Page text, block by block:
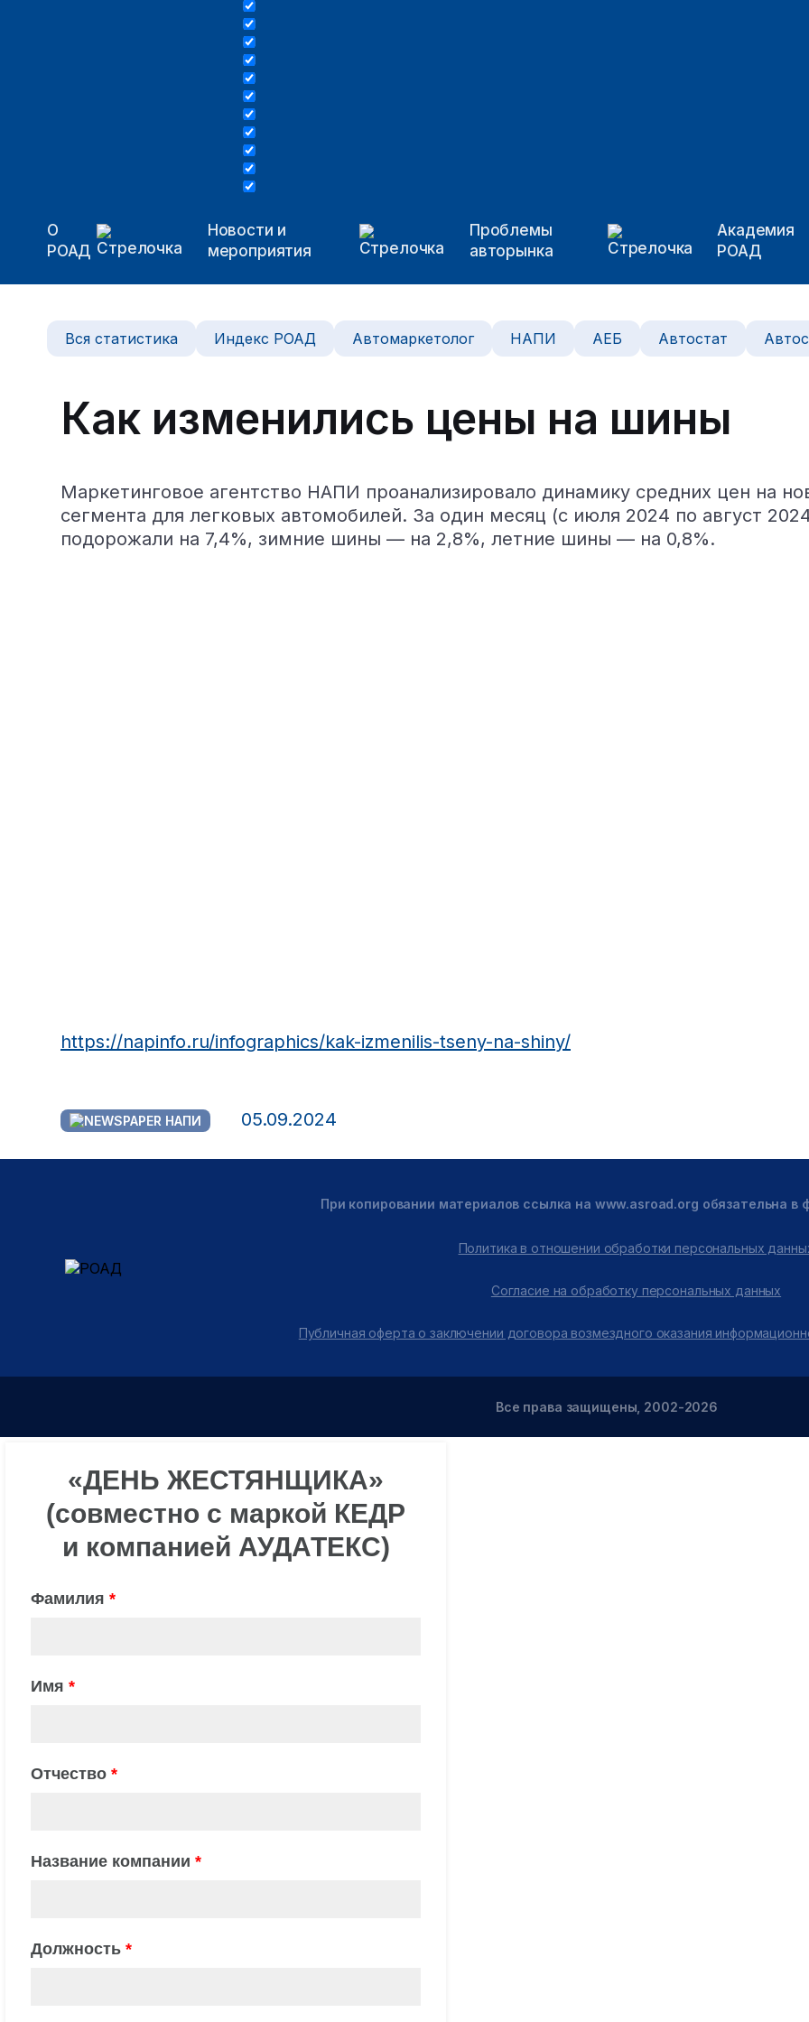
О
РОАД
Новости и
мероприятия
Проблемы
авторынка
Академия
РОАД
Вся статистика Индекс РОАД Автомаркетолог НАПИ АЕБ Автостат
Как изменились цены на шины
Маркетинговое агентство НАПИ проанализировало динамику средних цен на
сегмента для легковых автомобилей. За один месяц (с июля 2024 по август
подорожали на 7,4%, зимние шины — на 2,8%, летние шины — на 0,8%.
https://napinfo.ru/infographics/kak-izmenilis-tseny-na-shiny/
НАПИ 05.09.2024
При копировании материалов ссылка на www.asroad.org обязательна в
Политика в отношении обработки персональных
Согласие на обработку персональных данных
Публичная оферта о заключении договора возмездного оказания
Все права защищены, 2002-2026